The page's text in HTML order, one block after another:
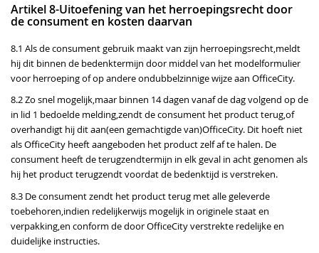
Artikel 8-Uitoefening van het herroepingsrecht door
de consument en kosten daarvan
8.1 Als de consument gebruik maakt van zijn herroepingsrecht,meldt
hij dit binnen de bedenktermijn door middel van het modelformulier
voor herroeping of op andere ondubbelzinnige wijze aan OfficeCity.
8.2 Zo snel mogelijk,maar binnen 14 dagen vanaf de dag volgend op de
in lid 1 bedoelde melding,zendt de consument het product terug,of
overhandigt hij dit aan(een gemachtigde van)OfficeCity. Dit hoeft niet
als OfficeCity heeft aangeboden het product zelf af te halen. De
consument heeft de terugzendtermijn in elk geval in acht genomen als
hij het product terugzendt voordat de bedenktijd is verstreken.
8.3 De consument zendt het product terug met alle geleverde
toebehoren,indien redelijkerwijs mogelijk in originele staat en
verpakking,en conform de door OfficeCity verstrekte redelijke en
duidelijke instructies.